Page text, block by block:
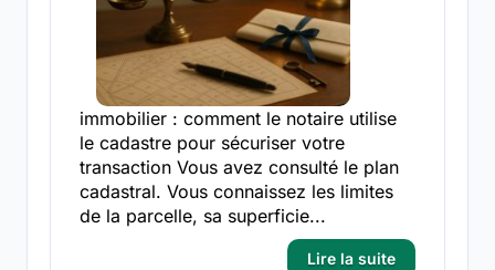
immobilier : comment le notaire utilise
le cadastre pour sécuriser votre
transaction Vous avez consulté le plan
cadastral. Vous connaissez les limites
de la parcelle, sa superficie...
Lire la suite